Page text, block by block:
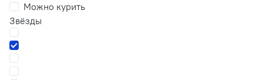
Можно курить
Звёзды